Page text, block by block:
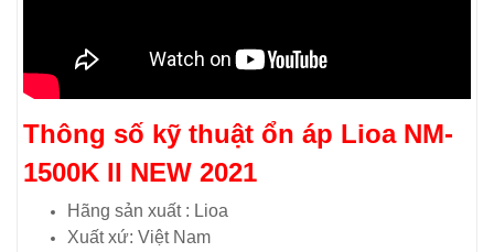
Thông số kỹ thuật ổn áp Lioa NM-
1500K II NEW 2021
Hãng sản xuất : Lioa
Xuất xứ: Việt Nam